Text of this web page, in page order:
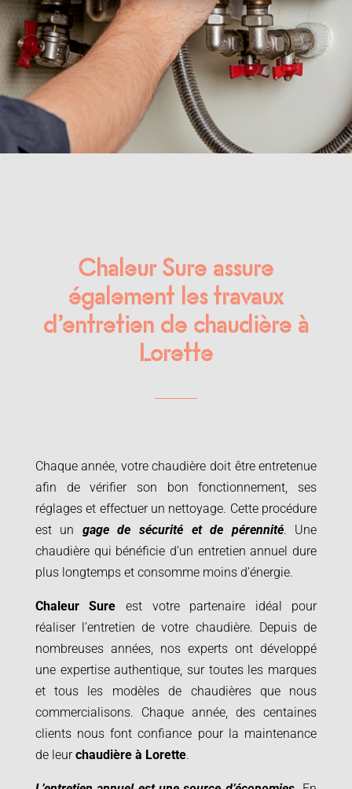
Chaleur Sure assure
également les travaux
d’entretien de chaudière à
Lorette
Chaque année, votre chaudière doit être entretenue
afin de vérifier son bon fonctionnement, ses
réglages et effectuer un nettoyage. Cette procédure
est un gage de sécurité et de pérennité. Une
chaudière qui bénéficie d’un entretien annuel dure
plus longtemps et consomme moins d’énergie.
Chaleur Sure est votre partenaire idéal pour
réaliser l’entretien de votre chaudière. Depuis de
nombreuses années, nos experts ont développé
une expertise authentique, sur toutes les marques
et tous les modèles de chaudières que nous
commercialisons. Chaque année, des centaines
clients nous font confiance pour la maintenance
de leurchaudière à Lorette.